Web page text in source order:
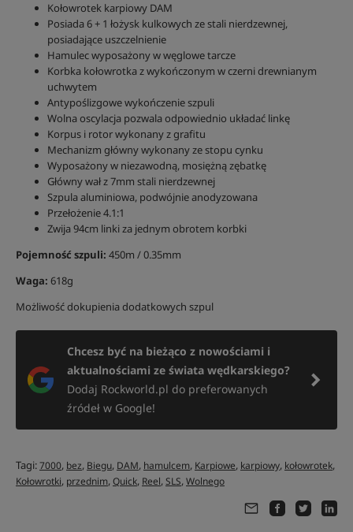
Kołowrotek karpiowy DAM
Posiada 6 + 1 łożysk kulkowych ze stali nierdzewnej,
posiadające uszczelnienie
Hamulec wyposażony w węglowe tarcze
Korbka kołowrotka z wykończonym w czerni drewnianym
uchwytem
Antypoślizgowe wykończenie szpuli
Wolna oscylacja pozwala odpowiednio układać linkę
Korpus i rotor wykonany z grafitu
Mechanizm główny wykonany ze stopu cynku
Wyposażony w niezawodną, mosiężną zębatkę
Główny wał z 7mm stali nierdzewnej
Szpula aluminiowa, podwójnie anodyzowana
Przełożenie 4.1:1
Zwija 94cm linki za jednym obrotem korbki
Pojemność szpuli: 450m / 0.35mm
Waga: 618g
Możliwość dokupienia dodatkowych szpul
Chcesz być na bieżąco z nowościami i
aktualnościami ze świata wędkarskiego?
Dodaj Rockworld.pl do preferowanych
źródeł w Google!
Tagi:7000, bez, Biegu, DAM, hamulcem, Karpiowe, karpiowy, kołowrotek,
Kołowrotki, przednim,Quick, Reel,SLS,Wolnego